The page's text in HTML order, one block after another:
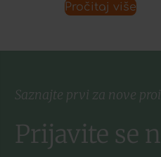
Pročitaj više
Saznajte prvi za nove
Prijavite se